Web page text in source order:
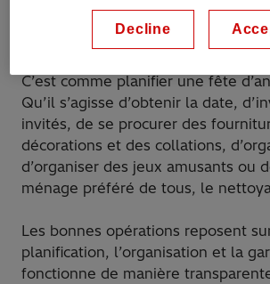
vous devez faire pour vous assurer
C’est comme planifier une fête
Qu’il s’agisse d’obtenir la date,
invités, de se procurer des
décorations et des collations,
d’organiser des jeux amusants ou
ménage préféré de tous, le
Les bonnes opérations reposent
planification, l’organisation et la
fonctionne de manière
Decline